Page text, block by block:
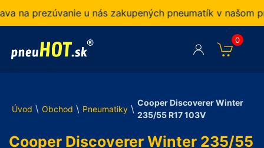
prezúvanie u nás zakupených pneumatík v našom
0
Úvod \ Obchod \ Pneumatiky \
Cooper Discoverer Winter
235/55 R17 103V
Cooper Discoverer Winter 235/55